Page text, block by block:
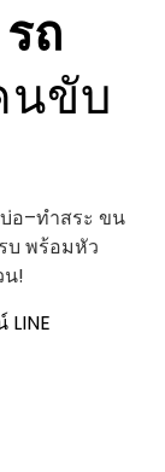
รถ
ขับ
อ–ทำสระ ขน
บ พร้อมหัว
น!
LINE